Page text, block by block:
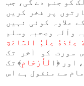
کو جنم دے گی، جب
پر فخر کریں
علاوہ کوئی نہیں
وآلہ وصحبہ وسلم
عِنْدَهُ عِلْمُ السَّاعَةِ
سورت کو آخر تک
اور ﴿ا لْأَرْحَامِ﴾ تک
سے منقول ہے اس